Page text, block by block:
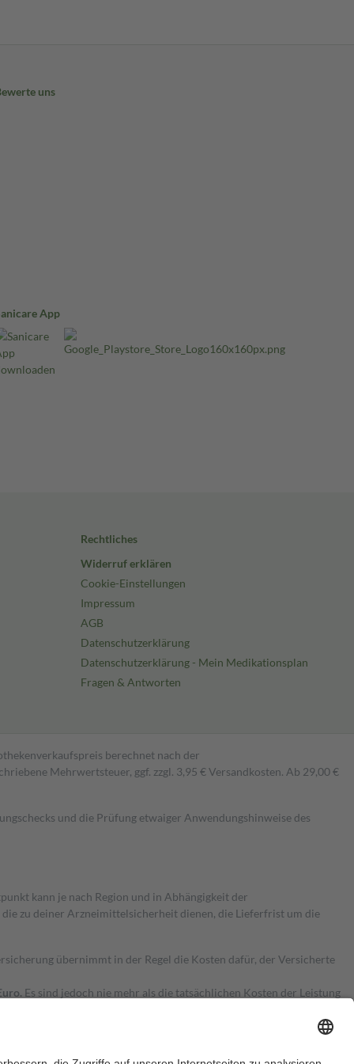
uns
App
Rechtliches
Widerruf erklären
Cookie-Einstellungen
Impressum
AGB
Datenschutzerklärung
Datenschutzerklärung - Mein Medikationsplan
Fragen & Antworten
berechnet nach der
Mehrwertsteuer, ggf. zzgl. 3,95 € Versandkosten. Ab 29,00 €
und die Prüfung etwaiger Anwendungshinweise des
kann je nach Region und in Abhängigkeit der
zu deiner Arzneimittelsicherheit dienen, die Lieferfrist um die
übernimmt in der Regel die Kosten dafür, der Versicherte
Es sind jedoch nie mehr als die tatsächlichen Kosten der Leistung
Zuzahlungen an bei: